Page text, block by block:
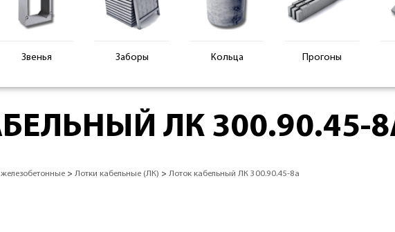
Звенья Заборы Кольца Прогоны
ЛК 300.90.45-
> Лотки кабельные (ЛК) > Лоток кабельный ЛК 300.90.45-8а